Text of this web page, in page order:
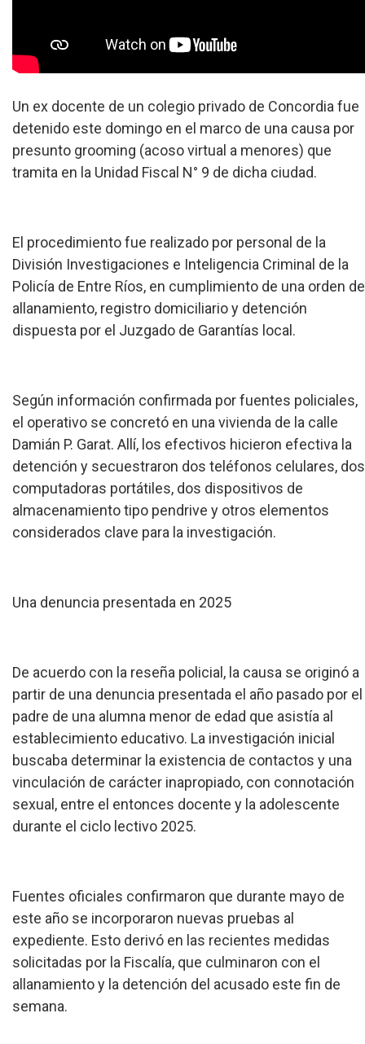
Un ex docente de un colegio privado de Concordia fue
detenido este domingo en el marco de una causa por
presunto grooming (acoso virtual a menores) que
tramita en la Unidad Fiscal N° 9 de dicha ciudad.
El procedimiento fue realizado por personal de la
División Investigaciones e Inteligencia Criminal de la
Policía de Entre Ríos, en cumplimiento de una orden de
allanamiento, registro domiciliario y detención
dispuesta por el Juzgado de Garantías local.
Según información confirmada por fuentes policiales,
el operativo se concretó en una vivienda de la calle
Damián P. Garat. Allí, los efectivos hicieron efectiva la
detención y secuestraron dos teléfonos celulares, dos
computadoras portátiles, dos dispositivos de
almacenamiento tipo pendrive y otros elementos
considerados clave para la investigación.
Una denuncia presentada en 2025
De acuerdo con la reseña policial, la causa se originó a
partir de una denuncia presentada el año pasado por el
padre de una alumna menor de edad que asistía al
establecimiento educativo. La investigación inicial
buscaba determinar la existencia de contactos y una
vinculación de carácter inapropiado, con connotación
sexual, entre el entonces docente y la adolescente
durante el ciclo lectivo 2025.
Fuentes oficiales confirmaron que durante mayo de
este año se incorporaron nuevas pruebas al
expediente. Esto derivó en las recientes medidas
solicitadas por la Fiscalía, que culminaron con el
allanamiento y la detención del acusado este fin de
semana.